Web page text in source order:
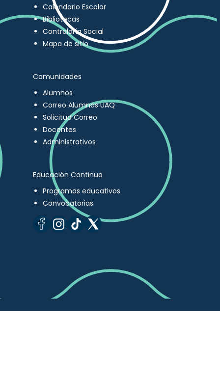
Calendario Escolar
Bibliotecas
Contraloría Social
Mapa de sitio
Comunidades
Alumnos
Correo Alumnos UAQ
Solicitud Correo
Docentes
Administrativos
Educación Continua
Programas educativos
Convocatorias